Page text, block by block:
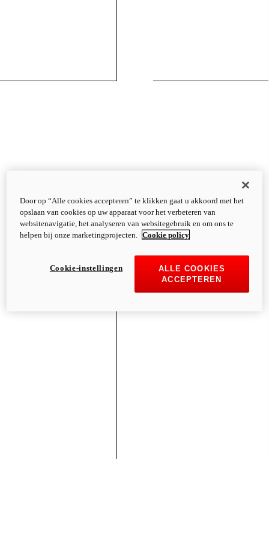
Door op “Alle cookies accepteren” te klikken gaat u akkoord met het
opslaan van cookies op uw apparaat voor het verbeteren van
websitenavigatie, het analyseren van websitegebruik en om ons te
helpen bij onze marketingprojecten.
Cookie policy
ALLE COOKIES
ACCEPTEREN
Cookie-instellingen